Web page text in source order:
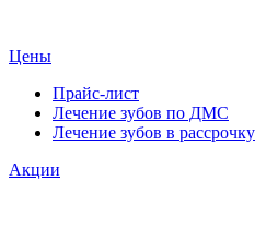
Цены
Прайс-лист
Лечение зубов по ДМС
Лечение зубов в рассрочку
Акции